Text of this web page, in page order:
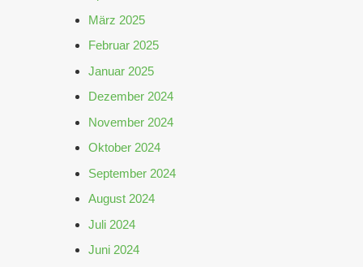
März 2025
Februar 2025
Januar 2025
Dezember 2024
November 2024
Oktober 2024
September 2024
August 2024
Juli 2024
Juni 2024